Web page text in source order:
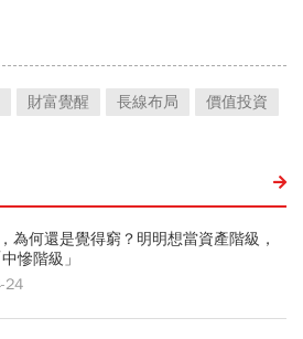
財富覺醒 長線布局 價值投資
為何還是覺得窮？明明想當資產階級，
慘階級」
24